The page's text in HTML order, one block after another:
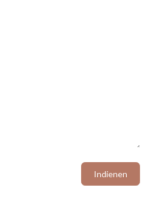
Indienen